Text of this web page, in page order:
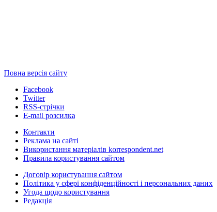
Повна версія сайту
Facebook
Twitter
RSS-стрічки
E-mail розсилка
Контакти
Реклама на сайті
Використання матеріалів korrespondent.net
Правила користування сайтом
Договір користування сайтом
Політика у сфері конфіденційності і персональних даних
Угода щодо користування
Редакція